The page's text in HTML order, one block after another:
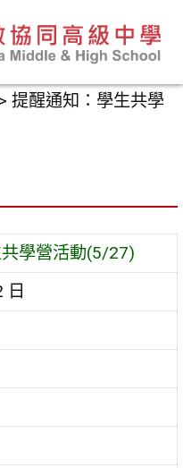
> 提醒通知：學生共學
學營活動(5/27)
日